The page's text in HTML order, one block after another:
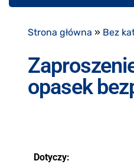
Strona główna » Bez
opasek
Dotyczy: